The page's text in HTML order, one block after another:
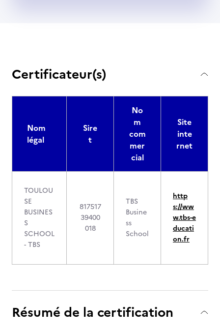
Certificateur(s)
Nom
légal
Sire
t
No
m
com
mer
cial
Site
inte
rnet
TOULOU
SE
BUSINES
S
SCHOOL
- TBS
817517
39400
018
TBS
Busine
ss
School
http
s://ww
w.tbs-e
ducati
on.fr
Résumé de la certification